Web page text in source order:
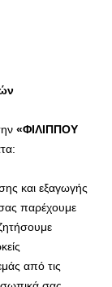
«ΦΙΛΙΠΠΟΥ
και εξαγωγής
παρέχουμε
από τις